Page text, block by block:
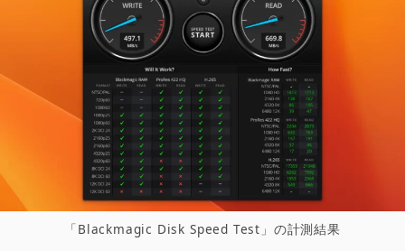
「Blackmagic Disk Speed Test」の計測結果